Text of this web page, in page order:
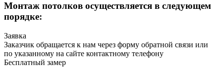
Монтаж потолков осуществляется в следующем
порядке:
Заявка
Заказчик обращается к нам через форму обратной связи или
по указанному на сайте контактному телефону
Бесплатный замер